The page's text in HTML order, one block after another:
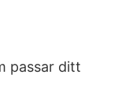
passar ditt